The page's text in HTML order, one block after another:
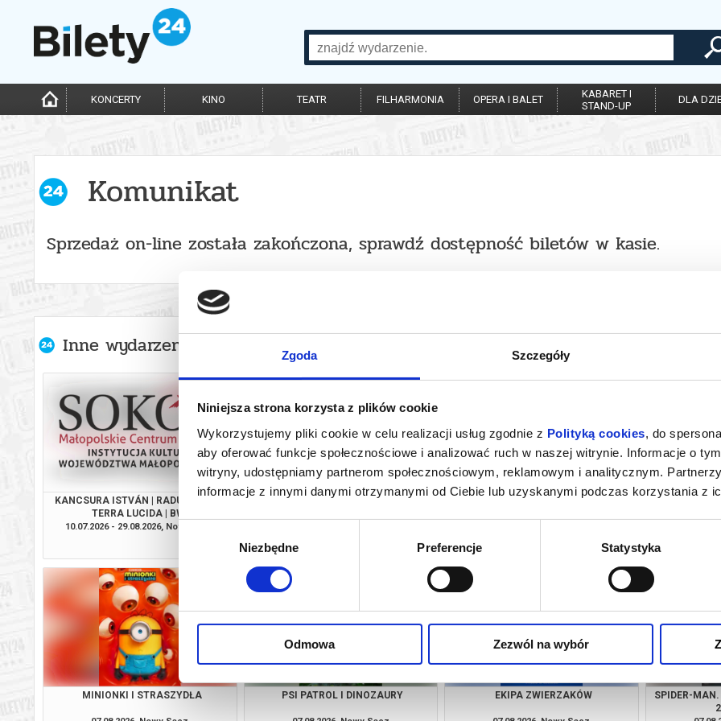
Zgoda Szczegóły
Niniejsza strona korzysta z plików cookie
Wykorzystujemy pliki cookie w celu realizacji usług zgodnie z Polityką cookies, do
aby oferować funkcje społecznościowe i analizować ruch w naszej witrynie. Informacje o
witryny, udostępniamy partnerom społecznościowym, reklamowym i analitycznym.
informacje z innymi danymi otrzymanymi od Ciebie lub uzyskanymi podczas korzystania z
Wybór
Niezbędne Preferencje Statystyka
Odmowa Zezwól na wybór
KONCERTY KINO TEATR FILHARMONIA OPERA I BALET
KABARET I
STAND-UP
DLA
Komunikat
Sprzedaż on-line została zakończona, sprawdź dostępność biletów w kasie.
Inne wydarzenia organizatora
KANCSURA ISTVÁN | RADU ŞERBAN |
TERRA LUCIDA | BWA
10.07.2026 - 29.08.2026, Nowy Sącz
SPIDER-MAN. CAŁKIEM NOWY DZIEŃ -
kup bilet
VAIANA - DUBBING
kup bilet
MINIONKI I STRASZYDŁA PSI PATROL I DINOZAURY EKIPA ZWIERZAKÓW
SPIDER-